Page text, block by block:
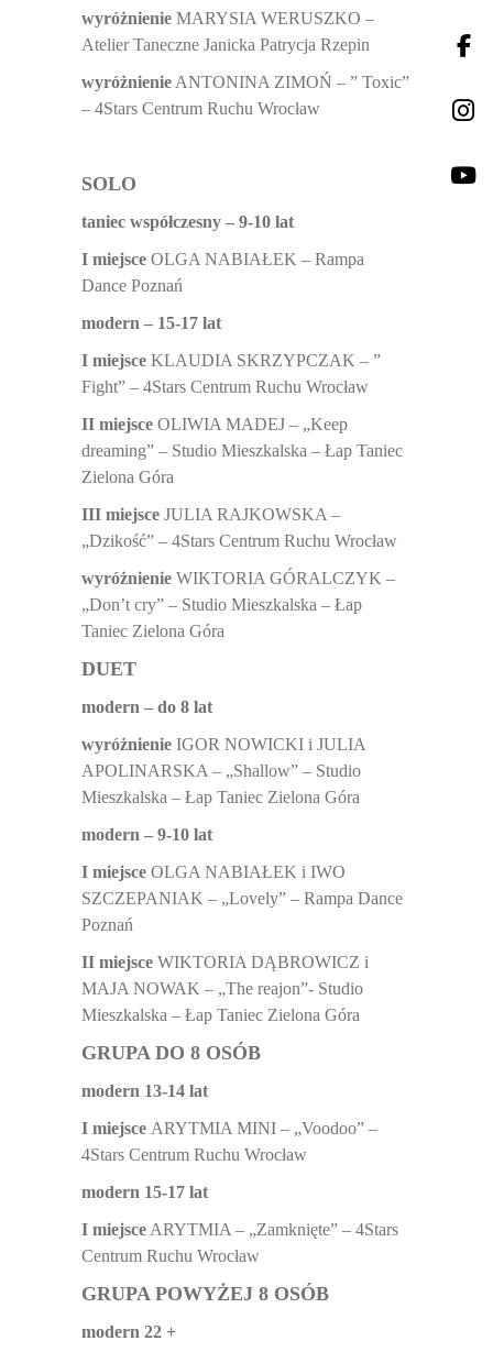
wyróżnienie MARYSIA WERUSZKO –
Atelier Taneczne Janicka Patrycja Rzepin
wyróżnienie ANTONINA ZIMOŃ – ” Toxic”
– 4Stars Centrum Ruchu Wrocław
SOLO
taniec współczesny – 9-10 lat
I miejsce OLGA NABIAŁEK – Rampa
Dance Poznań
modern – 15-17 lat
I miejsce KLAUDIA SKRZYPCZAK – ”
Fight” – 4Stars Centrum Ruchu Wrocław
II miejsce OLIWIA MADEJ – „Keep
dreaming” – Studio Mieszkalska – Łap Taniec
Zielona Góra
III miejsce JULIA RAJKOWSKA –
„Dzikość” – 4Stars Centrum Ruchu Wrocław
wyróżnienie WIKTORIA GÓRALCZYK –
„Don’t cry” – Studio Mieszkalska – Łap
Taniec Zielona Góra
DUET
modern – do 8 lat
wyróżnienie IGOR NOWICKI i JULIA
APOLINARSKA – „Shallow” – Studio
Mieszkalska – Łap Taniec Zielona Góra
modern – 9-10 lat
I miejsce OLGA NABIAŁEK i IWO
SZCZEPANIAK – „Lovely” – Rampa Dance
Poznań
II miejsce WIKTORIA DĄBROWICZ i
MAJA NOWAK – „The reajon”- Studio
Mieszkalska – Łap Taniec Zielona Góra
GRUPA DO 8 OSÓB
modern 13-14 lat
I miejsce ARYTMIA MINI – „Voodoo” –
4Stars Centrum Ruchu Wrocław
modern 15-17 lat
I miejsce ARYTMIA – „Zamknięte” – 4Stars
Centrum Ruchu Wrocław
GRUPA POWYŻEJ 8 OSÓB
modern 22 +